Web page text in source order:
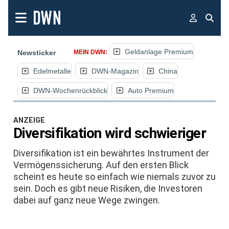
Newsticker MEIN DWN: Geldanlage Premium
Edelmetalle DWN-Magazin China
DWN-Wochenrückblick Auto Premium
ANZEIGE
Diversifikation wird schwieriger
Diversifikation ist ein bewährtes Instrument der
Vermögenssicherung. Auf den ersten Blick
scheint es heute so einfach wie niemals zuvor zu
sein. Doch es gibt neue Risiken, die Investoren
dabei auf ganz neue Wege zwingen.